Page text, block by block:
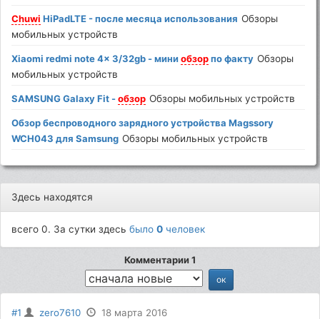
Chuwi HiPadLTE - после месяца использования Обзоры
мобильных устройств
Xiaomi redmi note 4x 3/32gb - миниобзорпо факту Обзоры
мобильных устройств
SAMSUNG Galaxy Fit -обзор Обзоры мобильных устройств
Обзор беспроводного зарядного устройства Magssory
WCH043 для Samsung Обзоры мобильных устройств
Здесь находятся
всего 0. За сутки здесьбыло0 человек
Комментарии 1
#1 zero7610 18 марта 2016